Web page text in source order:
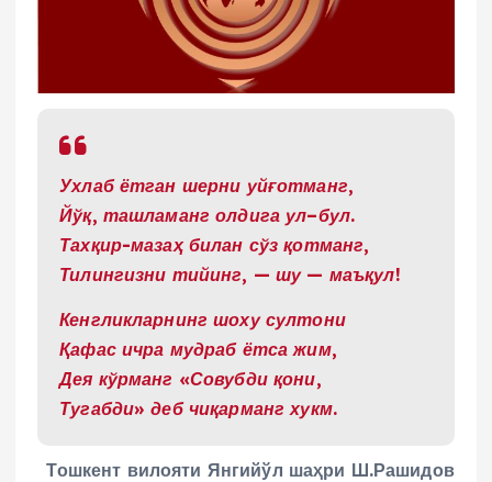
Ухлаб ётган шерни уйғотманг,
Йўқ, ташламанг олдига ул–бул.
Тахқир-мазаҳ билан сўз қотманг,
Тилингизни тийинг, — шу — маъқул!
Кенгликларнинг шоху султони
Қафас ичра мудраб ётса жим,
Дея кўрманг «Совубди қони,
Тугабди» деб чиқарманг хукм.
Тошкент вилояти Янгийўл шаҳри Ш.Рашидов